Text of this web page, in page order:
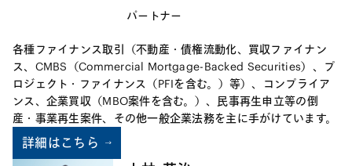
パートナー
各種ファイナンス取引（不動産・債権流動化、買収ファイナン
ス、CMBS（Commercial Mortgage-Backed Securities）、プ
ロジェクト・ファイナンス（PFIを含む。）等）、コンプライア
ンス、企業買収（MBO案件を含む。）、民事再生申立等の倒
産・事業再生案件、その他一般企業法務を主に手がけています。
詳細はこちら